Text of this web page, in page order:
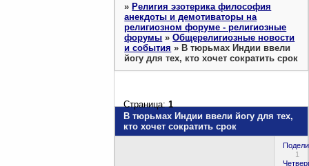
»Религия эзотерика философия
анекдоты и демотиваторы на
религиозном форуме - религиозные
форумы »Общерелигиозные новости
и события »В тюрьмах Индии ввели
йогу для тех, кто хочет сократить срок
В тюрьмах Индии ввели йогу для тех,
кто хочет сократить срок
Страница:1
1